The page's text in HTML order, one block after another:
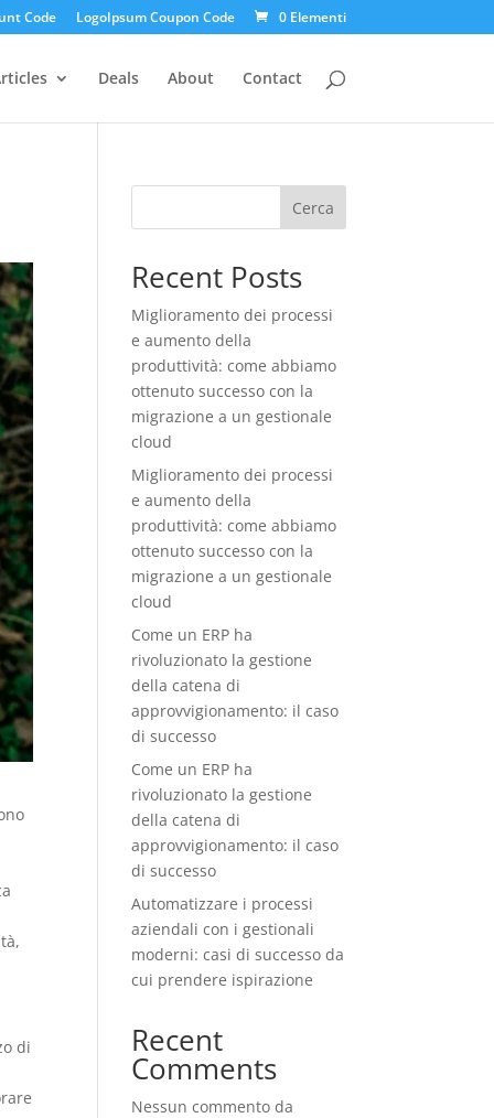
Code LogoIpsum Coupon Code 0 Elementi
Deals About Contact
di
Cerca
Recent Posts
Miglioramento dei processi
e aumento della
produttività: come abbiamo
ottenuto successo con la
migrazione a un gestionale
cloud
Miglioramento dei processi
e aumento della
produttività: come abbiamo
ottenuto successo con la
migrazione a un gestionale
cloud
Come un ERP ha
rivoluzionato la gestione
della catena di
approvvigionamento: il caso
di successo
Come un ERP ha
rivoluzionato la gestione
della catena di
approvvigionamento: il caso
di successo
Automatizzare i processi
aziendali con i gestionali
moderni: casi di successo da
cui prendere ispirazione
Recent
Comments
Nessun commento da